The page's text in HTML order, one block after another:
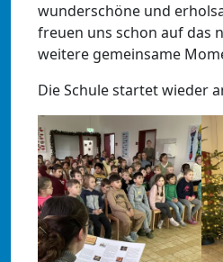
wunderschöne und
freuen uns schon auf das
weitere gemeinsame
Die Schule startet wieder